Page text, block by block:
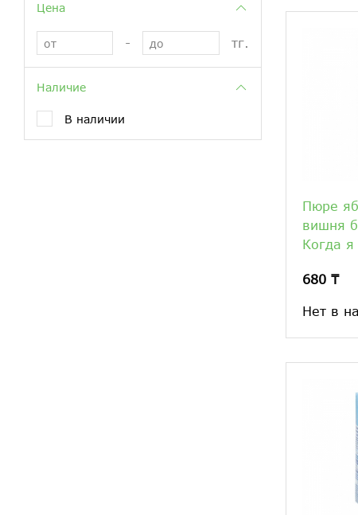
Цена
- тг.
Наличие
В наличии
Пюре
вишня
Когда я
680 ₸
Нет в